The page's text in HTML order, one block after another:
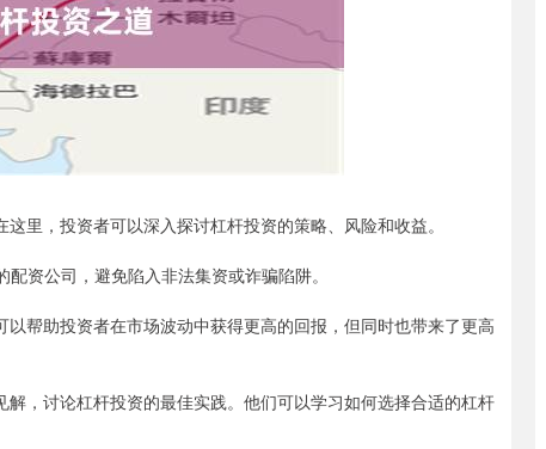
里，投资者可以深入探讨杠杆投资的策略、风险和收益。
资公司，避免陷入非法集资或诈骗陷阱。
帮助投资者在市场波动中获得更高的回报，但同时也带来了更高
，讨论杠杆投资的最佳实践。他们可以学习如何选择合适的杠杆